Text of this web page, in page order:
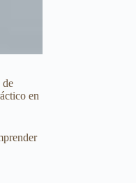
de
en